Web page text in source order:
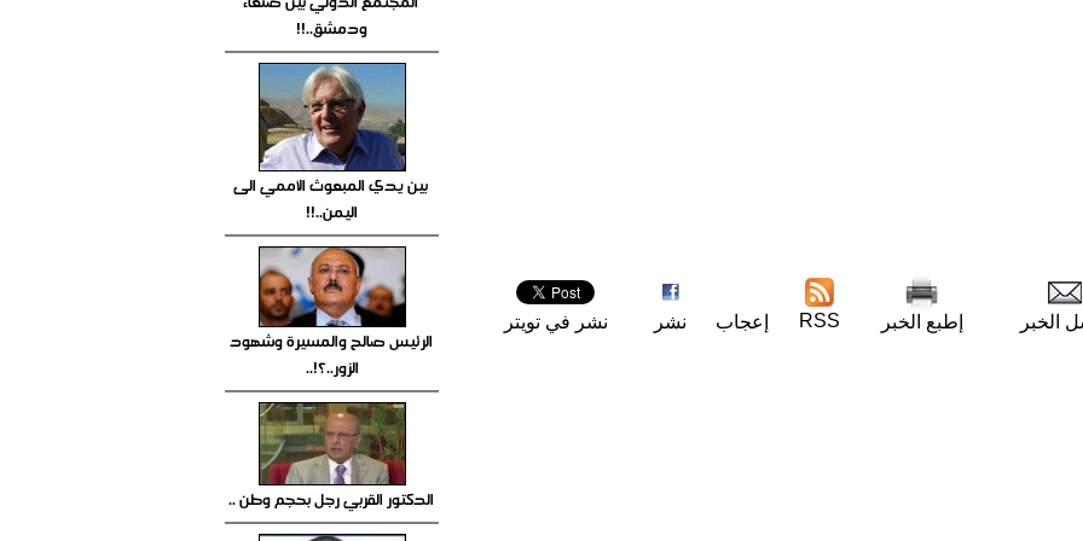
الخبر إطبع الخبر RSS إعجاب نشر نشر في تويتر
ودمشق..!!
بين يدي المبعوث الأممي الى
اليمن..!!
الرئيس صالح والمسيرة وشهود
الزور..؟!..
الدكتور القربي رجل بحجم وطن ..